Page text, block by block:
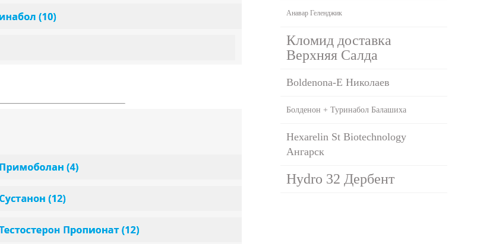
Анавар Геленджик
Кломид доставка
Верхняя Салда
Boldenona-E Николаев
Болденон + Туринабол Балашиха
Hexarelin St Biotechnology
Ангарск
Hydro 32 Дербент